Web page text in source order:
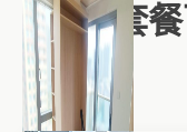
套